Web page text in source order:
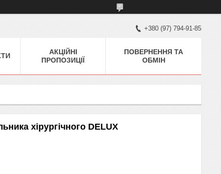
+380 (97) 794-91-85
АКЦІЙНІ
ПРОПОЗИЦІЇ
ПОВЕРНЕННЯ ТА
ОБМІН
хірургічного DELUX